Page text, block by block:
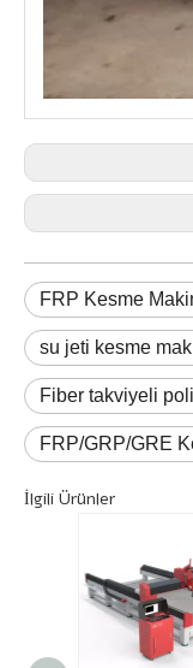
FRP Kesme
su jeti kesme
Fiber takviyeli
FRP/GRP/GRE
İlgili Ürünler